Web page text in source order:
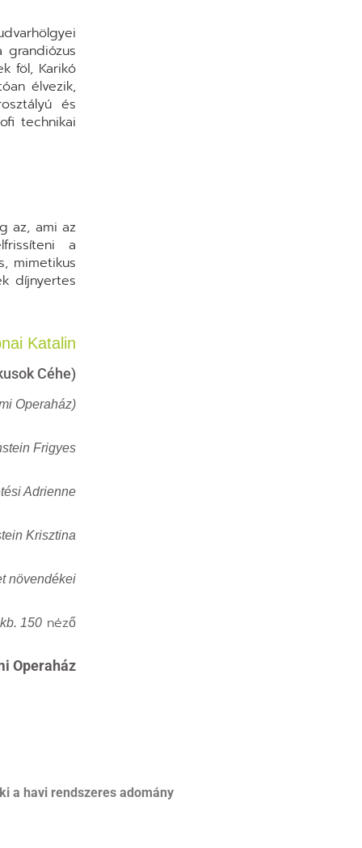
föl, Karikó
élvezik,
és
technikai
az, ami az
a
mimetikus
díjnyertes
Katalin
Céhe)
Operaház)
Frigyes
Adrienne
Krisztina
növendékei
150 néző
Operaház
a havi rendszeres adomány